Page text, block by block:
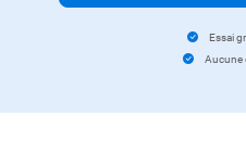
Essai
Aucune